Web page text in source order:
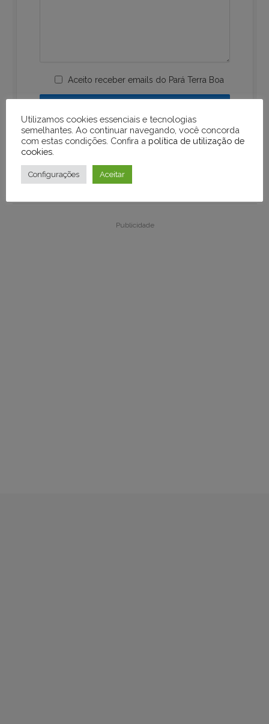
Aceito receber emails do Pará Terra Boa
Publicidade
Utilizamos cookies essenciais e tecnologias
semelhantes. Ao continuar navegando, você concorda
com estas condições. Confira a política de utilização de
cookies
Configurações Aceitar